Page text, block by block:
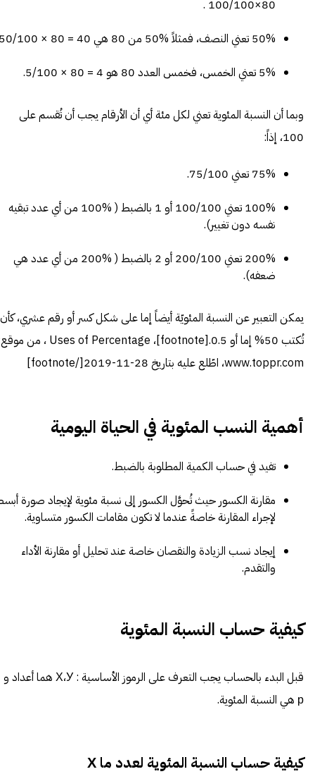
80×100/100 .
50% تعني النصف، فمثلاً %50 من 80 هي 40 = 80 × 50/100.
5% تعني الخمس، فخمس العدد 80 هو 4 = 80 × 5/100.
وبما أن النسبة المئوية تعني لكل مئة أي أن الأرقام يجب أن تُقسم على
100، إذاً:
75% تعني 75/100.
100% تعني 100/100 أو 1 بالضبط ( %100 من أي عدد تبقيه
نفسه دون تغيير).
200% تعني 200/100 أو 2 بالضبط ( %200 من أي عدد هي
ضعفه).
يمكن التعبير عن النسبة المئويّة أيضاً إما على شكل كسر أو رقم عشري، كأن
تُكتب 50% إما أو 0.5.[footnote]،
Uses of Percentage ، من
www.toppr.com، اطّلع عليه بتاريخ 28-11-2019[/footnote]
أهمية النسب المئوية في الحياة اليومية
تفيد في حساب الكمية المطلوبة بالضبط.
مقارنة الكسور حيث تُحوَّل الكسور إلى نسبة مئوية لإيجاد صورة
لإجراء المقارنة خاصةً عندما لا تكون مقامات الكسور متساوية.
إيجاد نسب الزيادة والنقصان خاصة عند تحليل أو مقارنة الأداء
والتقدم.
كيفية حساب النسبة المئوية
قبل البدء بالحساب يجب التعرف على الرموز الأساسية : Х،У هما أعداد و
р هي النسبة المئوية.
كيفية حساب النسبة المئوية لعدد ما Х